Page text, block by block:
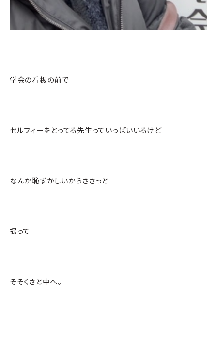
学会の看板の前で
セルフィーをとってる先生っていっぱいいるけど
なんか恥ずかしいからささっと
撮って
そそくさと中へ。